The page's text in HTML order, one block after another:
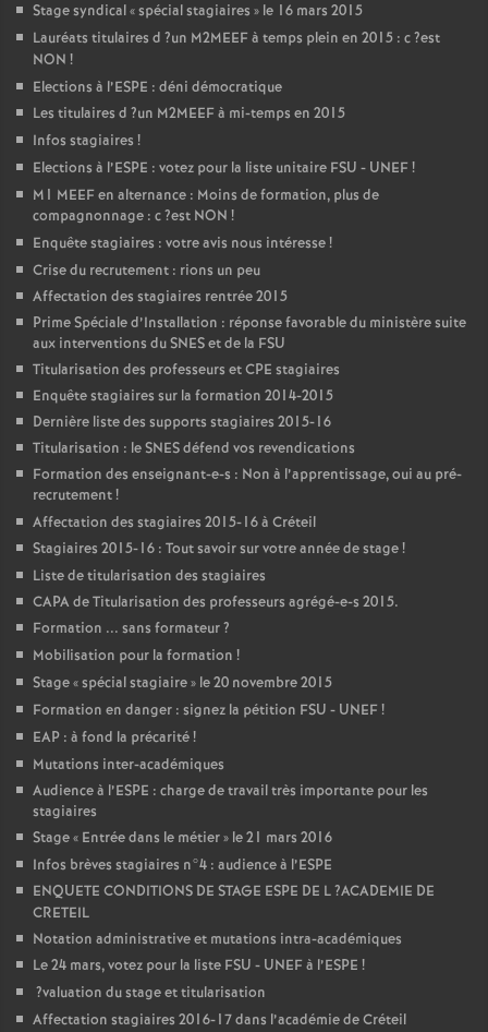
Stage syndical «spécial stagiaires » le 16 mars 2015
Lauréats titulaires d ?un M2MEEFà temps plein en 2015 : c?est
NON !
Elections à l’ESPE : déni démocratique
Les titulaires d ?un M2MEEFà mi-temps en 2015
Infos stagiaires !
Elections à l’ESPE : votez pour la liste unitaire FSU - UNEF!
M1 MEEFen alternance : Moins de formation, plus de
compagnonnage : c?est NON !
Enquête stagiaires : votre avis nous intéresse!
Crise du recrutement : rions un peu
Affectation des stagiaires rentrée 2015
Prime Spéciale d’Installation : réponse favorable du ministère suite
aux interventions duSNESet de la FSU
Titularisation des professeurs etCPE stagiaires
Enquête stagiaires sur la formation 2014-2015
Dernière liste des supports stagiaires 2015-16
Titularisation : leSNESdéfend vos revendications
Formation des enseignant-e-s : Non à l’apprentissage, oui au pré-
recrutement!
Affectation des stagiaires 2015-16 à Créteil
Stagiaires 2015-16 : Tout savoir sur votre année de stage!
Liste de titularisation des stagiaires
CAPAde Titularisation des professeurs agrégé-e-s 2015.
Formation ... sans formateur?
Mobilisation pour la formation !
Stage «spécial stagiaire» le 20 novembre 2015
Formation en danger : signez la pétition FSU - UNEF!
EAP : à fond la précarité!
Mutations inter-académiques
Audience à l’ESPE : charge de travail très importante pour les
stagiaires
Stage « Entrée dans le métier» le 21 mars 2016
Infos brèves stagiaires n°4 : audience à l’ESPE
ENQUETE CONDITIONS DE STAGE ESPE DE L?ACADEMIE DE
CRETEIL
Notation administrative et mutations intra-académiques
Le 24 mars, votez pour la liste FSU - UNEFà l’ESPE !
?valuation du stage et titularisation
Affectation stagiaires 2016-17 dans l’académie de Créteil